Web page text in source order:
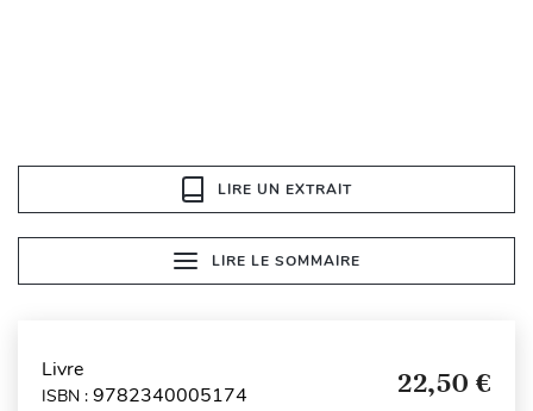
LIRE UN EXTRAIT
LIRE LE SOMMAIRE
Livre
ISBN : 9782340005174 22,50 €